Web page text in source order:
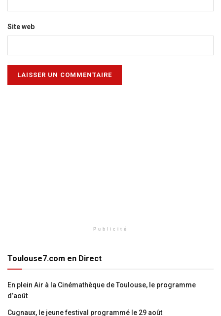
Site web
Publicité
Toulouse7.com en Direct
En plein Air à la Cinémathèque de Toulouse, le programme
d’août
Cugnaux, le jeune festival programmé le 29 août